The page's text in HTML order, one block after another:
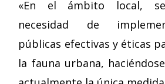
«En el ámbito local,
necesidad de
públicas efectivas y éticas
la fauna urbana,